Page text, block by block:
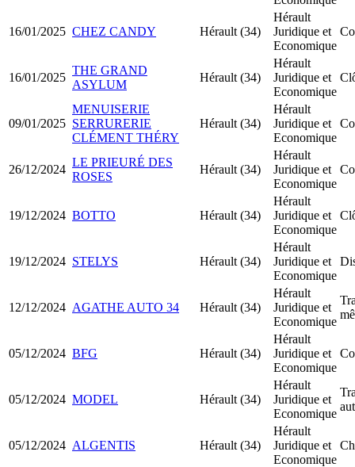
16/01/2025 CHEZ CANDY Hérault (34)
Hérault
Juridique et
Economique
16/01/2025
THE GRAND
ASYLUM
Hérault (34)
Hérault
Juridique et
Economique
09/01/2025
MENUISERIE
SERRURERIE
CLÉMENT THÉRY
Hérault (34)
Hérault
Juridique et
Economique
26/12/2024
LE PRIEURÉ DES
ROSES
Hérault (34)
Hérault
Juridique et
Economique
19/12/2024 BOTTO Hérault (34)
Hérault
Juridique et
Economique
19/12/2024 STELYS Hérault (34)
Hérault
Juridique et
Economique
12/12/2024 AGATHE AUTO 34 Hérault (34)
Hérault
Juridique et
Economique
05/12/2024 BFG Hérault (34)
Hérault
Juridique et
Economique
05/12/2024 MODEL Hérault (34)
Hérault
Juridique et
Economique
05/12/2024 ALGENTIS Hérault (34)
Hérault
Juridique et
Economique